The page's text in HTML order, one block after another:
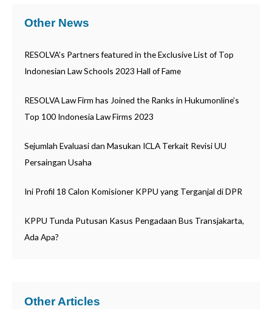
c
f
o
:
Other News
RESOLVA’s Partners featured in the Exclusive List of Top
Indonesian Law Schools 2023 Hall of Fame
RESOLVA Law Firm has Joined the Ranks in Hukumonline’s
Top 100 Indonesia Law Firms 2023
Sejumlah Evaluasi dan Masukan ICLA Terkait Revisi UU
Persaingan Usaha
Ini Profil 18 Calon Komisioner KPPU yang Terganjal di DPR
KPPU Tunda Putusan Kasus Pengadaan Bus Transjakarta,
Ada Apa?
Other Articles